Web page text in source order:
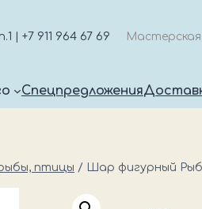
| +7 911 964 67 69 Мастерская
Спецпредложения
птицы / Шар фигурный